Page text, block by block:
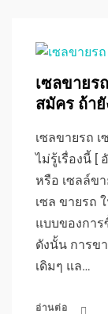
เซลขายร
สมัคร ถ้า
เซลขายรถ
ไม่รู้เรื่องนี้ [
หรือ เซลล์ข
เซล ขายรถ
แบบของกา
ดังนั้น การข
เดิมๆ แล…
อ่านต่อ